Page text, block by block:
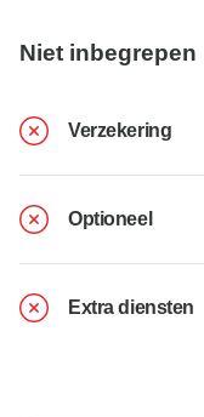
Niet inbegrepen
Verzekering
Optioneel
Extra diensten